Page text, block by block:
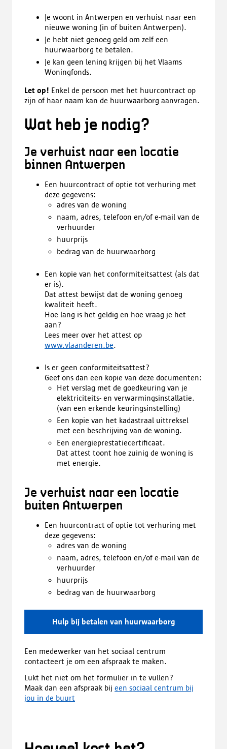
Je woont in Antwerpen en verhuist naar een
nieuwe woning (in of buiten Antwerpen).
Je hebt niet genoeg geld om zelf een
huurwaarborg te betalen.
Je kan geen lening krijgen bij het Vlaams
Woningfonds.
Let op! Enkel de persoon met het huurcontract op
zijn of haar naam kan de huurwaarborg aanvragen.
Wat heb je nodig?
Je verhuist naar een locatie
binnen Antwerpen
Een huurcontract of optie tot verhuring met
deze gegevens:
adres van de woning
naam, adres, telefoon en/of e-mail van de
verhuurder
huurprijs
bedrag van de huurwaarborg
Een kopie van het conformiteitsattest (als dat
er is).
Dat attest bewijst dat de woning genoeg
kwaliteit heeft.
Hoe lang is het geldig en hoe vraag je het
aan?
Lees meer over het attest op
www.vlaanderen.be.
Is er geen conformiteitsattest?
Geef ons dan een kopie van deze documenten:
Het verslag met de goedkeuring van je
elektriciteits- en verwarmingsinstallatie.
(van een erkende keuringsinstelling)
Een kopie van het kadastraal uittreksel
met een beschrijving van de woning.
Een energieprestatiecertificaat.
Dat attest toont hoe zuinig de woning is
met energie.
Je verhuist naar een locatie
buiten Antwerpen
Een huurcontract of optie tot verhuring met
deze gegevens:
adres van de woning
naam, adres, telefoon en/of e-mail van de
verhuurder
huurprijs
bedrag van de huurwaarborg
Hulp bij betalen van huurwaarborg
Een medewerker van het sociaal centrum
contacteert je om een afspraak te maken.
Lukt het niet om het formulier in te vullen?
Maak dan een afspraak bij een sociaal centrum bij
jou in de buurt